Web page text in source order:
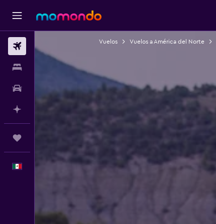
Vuelos
Alojamientos
Español
Vuelos Vuelos a América del Norte